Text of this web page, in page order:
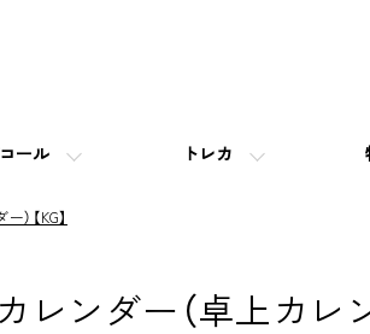
ール トレカ
）【KG】
カレンダー（卓上カレン